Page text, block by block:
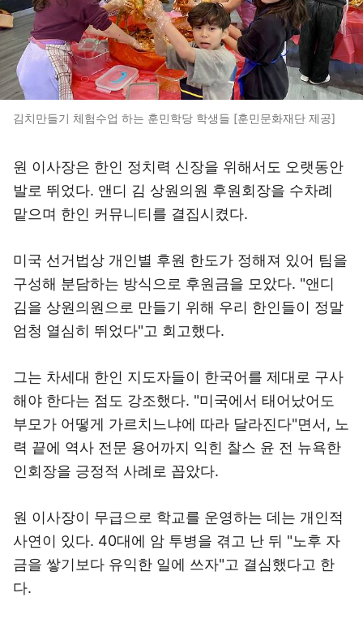
김치만들기 체험수업 하는 훈민학당 학생들 [훈민문화재단 제공]
원 이사장은 한인 정치력 신장을 위해서도 오랫동안
발로 뛰었다. 앤디 김 상원의원 후원회장을 수차례
맡으며 한인 커뮤니티를 결집시켰다.
미국 선거법상 개인별 후원 한도가 정해져 있어 팀을
구성해 분담하는 방식으로 후원금을 모았다. "앤디
김을 상원의원으로 만들기 위해 우리 한인들이 정말
엄청 열심히 뛰었다"고 회고했다.
그는 차세대 한인 지도자들이 한국어를 제대로 구사
해야 한다는 점도 강조했다. "미국에서 태어났어도
부모가 어떻게 가르치느냐에 따라 달라진다"면서, 노
력 끝에 역사 전문 용어까지 익힌 찰스 윤 전 뉴욕한
인회장을 긍정적 사례로 꼽았다.
원 이사장이 무급으로 학교를 운영하는 데는 개인적
사연이 있다. 40대에 암 투병을 겪고 난 뒤 "노후 자
금을 쌓기보다 유익한 일에 쓰자"고 결심했다고 한
다.